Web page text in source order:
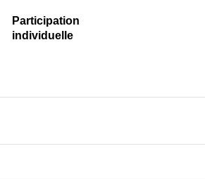
Participation
individuelle